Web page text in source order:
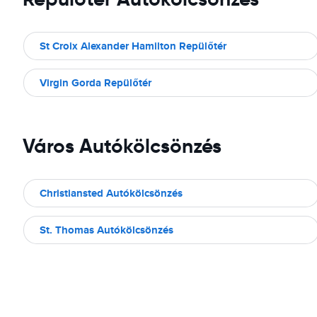
St Croix Alexander Hamilton Repülőtér
Virgin Gorda Repülőtér
Város Autókölcsönzés
Christiansted Autókölcsönzés
St. Thomas Autókölcsönzés